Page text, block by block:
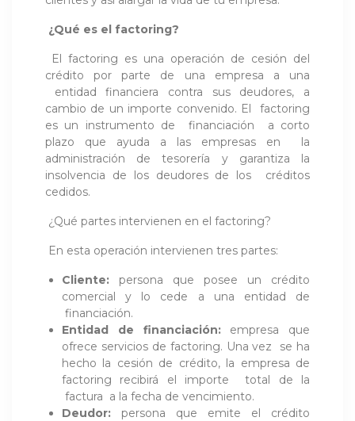
¿Qué es el factoring?
El factoring es una operación de cesión del
crédito por parte de una empresa a una
entidad financiera contra sus deudores, a
cambio de un importe convenido. El factoring
es un instrumento de financiación a corto
plazo que ayuda a las empresas en la
administración de tesorería y garantiza la
insolvencia de los deudores de los créditos
cedidos.
¿Qué partes intervienen en el factoring?
En esta operación intervienen tres partes:
Cliente: persona que posee un crédito
comercial y lo cede a una entidad de
financiación.
Entidad de financiación:empresa que
ofrece servicios de factoring. Una vez se ha
hecho la cesión de crédito, la empresa de
factoring recibirá el importe total de la
factura a la fecha de vencimiento.
Deudor: persona que emite el crédito